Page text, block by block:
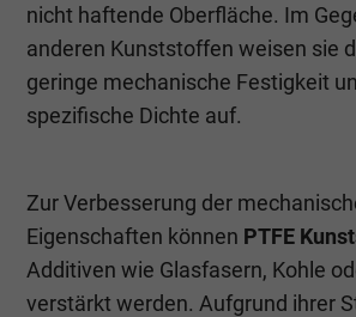
nicht haftende Oberfläche. Im
anderen Kunststoffen weisen sie
geringe mechanische Festigkeit
spezifische Dichte auf.
Zur Verbesserung der
Eigenschaften können PTFE
Additiven wie Glasfasern, Kohle
verstärkt werden. Aufgrund ihrer